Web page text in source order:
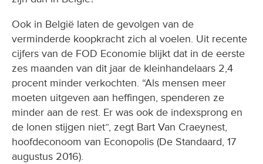
Ook in België laten de gevolgen van de
verminderde koopkracht zich al voelen. Uit recente
cijfers van de FOD Economie blijkt dat in de eerste
zes maanden van dit jaar de kleinhandelaars 2,4
procent minder verkochten. “Als mensen meer
moeten uitgeven aan heffingen, spenderen ze
minder aan de rest. Er was ook de indexsprong en
de lonen stijgen niet”, zegt Bart Van Craeynest,
hoofdeconoom van Econopolis (De Standaard, 17
augustus 2016).